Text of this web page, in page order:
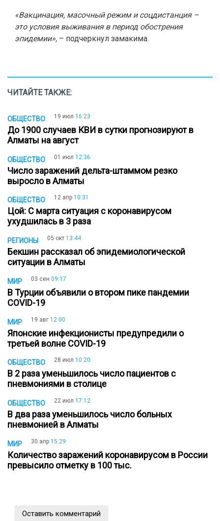
«Вакцинация, масочный режим и соцдистанция –
это условия выживания в период обострения
эпидемии», – подчеркнул замакима.
ЧИТАЙТЕ ТАКЖЕ:
ОБЩЕСТВО 19 июл 16:23
До 1900 случаев КВИ в сутки прогнозируют в
Алматы на август
ОБЩЕСТВО 01 июл 12:36
Число заражений дельта-штаммом резко
выросло в Алматы
ОБЩЕСТВО 12 апр 10:31
Цой: С марта ситуация с коронавирусом
ухудшилась в 3 раза
РЕГИОНЫ 05 окт 13:44
Бекшин рассказал об эпидемиологической
ситуации в Алматы
МИР 03 сен 09:17
В Турции объявили о втором пике пандемии
COVID-19
МИР 19 авг 12:00
Японские инфекционисты предупредили о
третьей волне COVID-19
ОБЩЕСТВО 28 июл 10:20
В 2 раза уменьшилось число пациентов с
пневмониями в столице
ОБЩЕСТВО 22 июл 17:12
В два раза уменьшилось число больных
пневмонией в Алматы
МИР 30 апр 15:29
Количество заражений коронавирусом в России
превысило отметку в 100 тыс.
Оставить комментарий